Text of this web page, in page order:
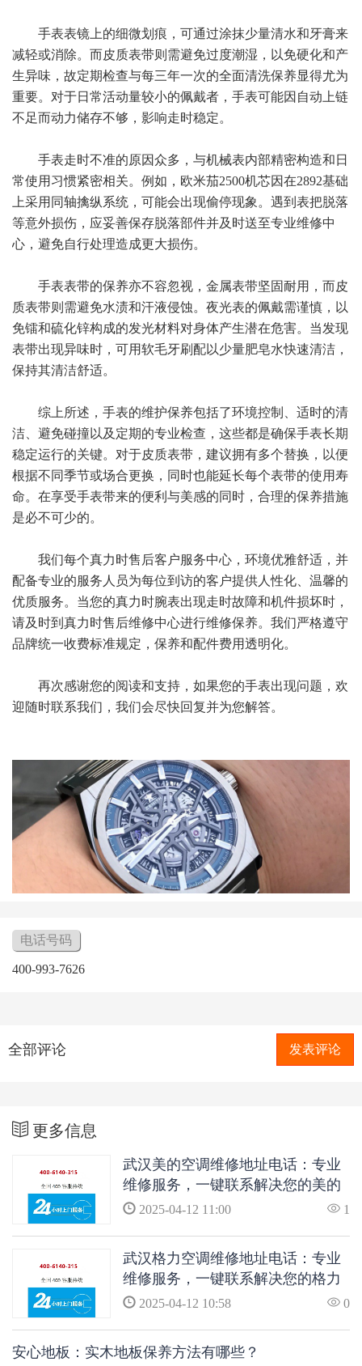
手表表镜上的细微划痕，可通过涂抹少量清水和牙膏来
减轻或消除。而皮质表带则需避免过度潮湿，以免硬化和产
生异味，故定期检查与每三年一次的全面清洗保养显得尤为
重要。对于日常活动量较小的佩戴者，手表可能因自动上链
不足而动力储存不够，影响走时稳定。
手表走时不准的原因众多，与机械表内部精密构造和日
常使用习惯紧密相关。例如，欧米茄2500机芯因在2892基础
上采用同轴擒纵系统，可能会出现偷停现象。遇到表把脱落
等意外损伤，应妥善保存脱落部件并及时送至专业维修中
心，避免自行处理造成更大损伤。
手表表带的保养亦不容忽视，金属表带坚固耐用，而皮
质表带则需避免水渍和汗液侵蚀。夜光表的佩戴需谨慎，以
免镭和硫化锌构成的发光材料对身体产生潜在危害。当发现
表带出现异味时，可用软毛牙刷配以少量肥皂水快速清洁，
保持其清洁舒适。
综上所述，手表的维护保养包括了环境控制、适时的清
洁、避免碰撞以及定期的专业检查，这些都是确保手表长期
稳定运行的关键。对于皮质表带，建议拥有多个替换，以便
根据不同季节或场合更换，同时也能延长每个表带的使用寿
命。在享受手表带来的便利与美感的同时，合理的保养措施
是必不可少的。
我们每个真力时售后客户服务中心，环境优雅舒适，并
配备专业的服务人员为每位到访的客户提供人性化、温馨的
优质服务。当您的真力时腕表出现走时故障和机件损坏时，
请及时到真力时售后维修中心进行维修保养。我们严格遵守
品牌统一收费标准规定，保养和配件费用透明化。
再次感谢您的阅读和支持，如果您的手表出现问题，欢
迎随时联系我们，我们会尽快回复并为您解答。
电话号码
400-993-7626
全部评论 发表评论
更多信息
武汉美的空调维修地址电话：专业
维修服务，一键联系解决您的美的
空调问题
2025-04-12 11:00 1
武汉格力空调维修地址电话：专业
维修服务，一键联系解决您的格力
空调问题
2025-04-12 10:58 0
安心地板：实木地板保养方法有哪些？